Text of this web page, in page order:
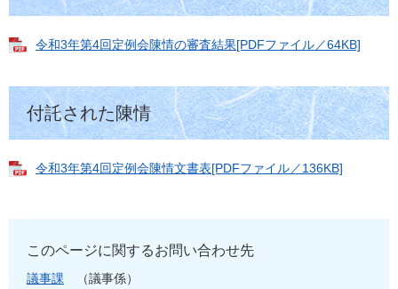
令和3年第4回定例会陳情の審査結果[PDFファイル／64KB]
付託された陳情
令和3年第4回定例会陳情文書表[PDFファイル／136KB]
このページに関するお問い合わせ先
議事課
議事係